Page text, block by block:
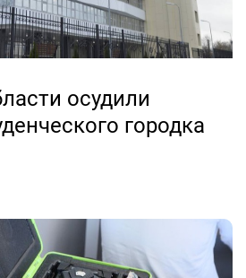
осудили
городка